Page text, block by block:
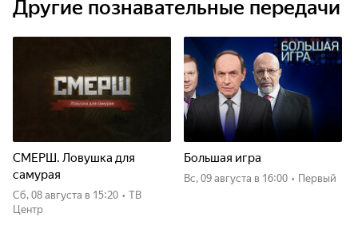
Другие познавательные передачи
СМЕРШ. Ловушка для
самурая
сб, 08 августа в 15:20 • ТВ
Центр
Большая игра
вс, 09 августа в 16:00 • Первый